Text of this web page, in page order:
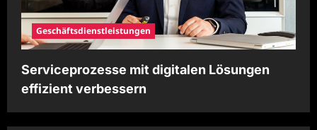
Geschäftsdienstleistungen
Serviceprozesse mit digitalen Lösungen
effizient verbessern